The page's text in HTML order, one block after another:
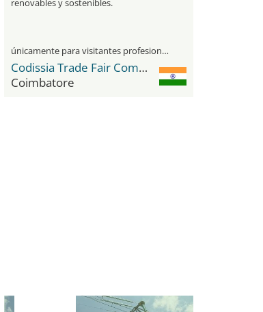
renovables y sostenibles.
únicamente para visitantes profesionales
Codissia Trade Fair Complex
Coimbatore